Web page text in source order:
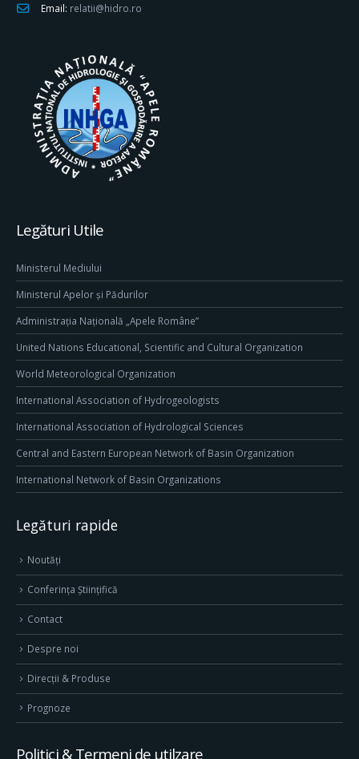
Email: relatii@hidro.ro
Legături Utile
Ministerul Mediului
Ministerul Apelor și Pădurilor
Administrația Națională „Apele Române”
United Nations Educational, Scientific and Cultural Organization
World Meteorological Organization
International Association of Hydrogeologists
International Association of Hydrological Sciences
Central and Eastern European Network of Basin Organization
International Network of Basin Organizations
Legături rapide
Noutăți
Conferința Științifică
Contact
Despre noi
Direcţii & Produse
Prognoze
Politici & Termeni de utilzare